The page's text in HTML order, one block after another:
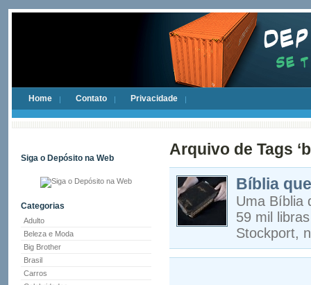
Home Contato Privacidade
Siga o Depósito na Web
Categorias
Adulto
Beleza e Moda
Big Brother
Brasil
Carros
Arquivo de Tags
Bíblia
Uma Bíblia
59 mil
Stockport,